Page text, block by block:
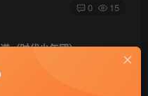
0 15
（时代少年团）
资源